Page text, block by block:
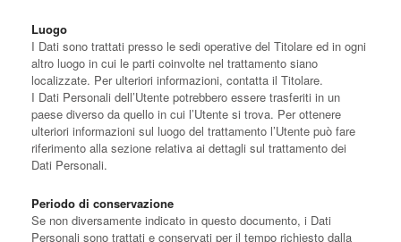
Luogo
I Dati sono trattati presso le sedi operative del Titolare ed in ogni
altro luogo in cui le parti coinvolte nel trattamento siano
localizzate. Per ulteriori informazioni, contatta il Titolare.
I Dati Personali dell’Utente potrebbero essere trasferiti in un
paese diverso da quello in cui l’Utente si trova. Per ottenere
ulteriori informazioni sul luogo del trattamento l’Utente può fare
riferimento alla sezione relativa ai dettagli sul trattamento dei
Dati Personali.
Periodo di conservazione
Se non diversamente indicato in questo documento, i Dati
Personali sono trattati e conservati per il tempo richiesto dalla